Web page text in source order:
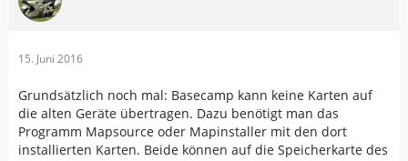
15. Juni 2016
Grundsätzlich noch mal: Basecamp kann keine Karten auf
die alten Geräte übertragen. Dazu benötigt man das
Programm Mapsource oder Mapinstaller mit den dort
installierten Karten. Beide können auf die Speicherkarte des